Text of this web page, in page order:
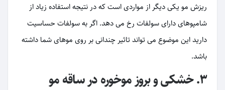
ریزش مو یکی دیگر از مواردی است که در نتیجه استفاده زیاد از
شامپوهای دارای سولفات رخ می دهد. اگر به سولفات حساسیت
دارید این موضوع می تواند تاثیر چندانی بر روی موهای شما داشته
باشد.
۳. خشکی و بروز موخوره در ساقه مو